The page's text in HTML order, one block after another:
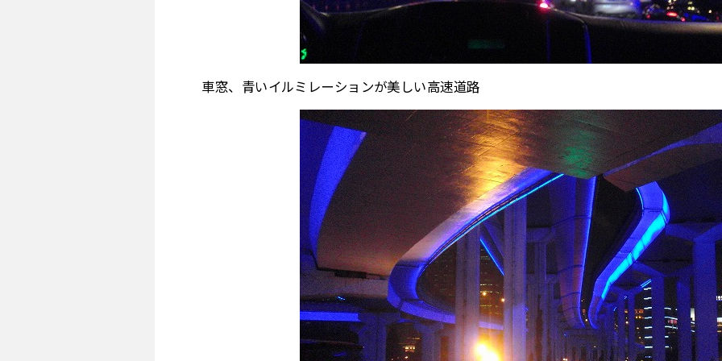
車窓、青いイルミレーションが美しい高速道路